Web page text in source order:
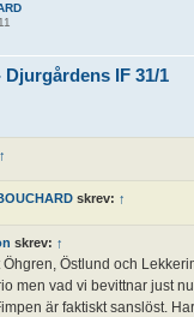
Djurgårdens IF 31/1
↑
skrev: ↑
skrev: ↑
Öhgren, Östlund och
men vad vi bevittnar just
är faktiskt sanslöst.